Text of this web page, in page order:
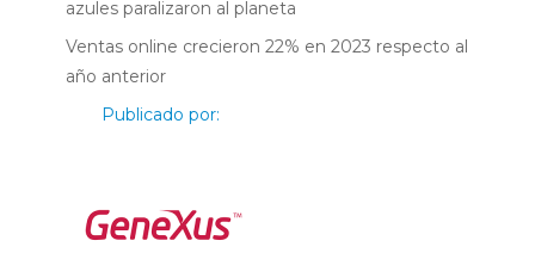
azules paralizaron al planeta
Ventas online crecieron 22% en 2023 respecto al
año anterior
Publicado por: